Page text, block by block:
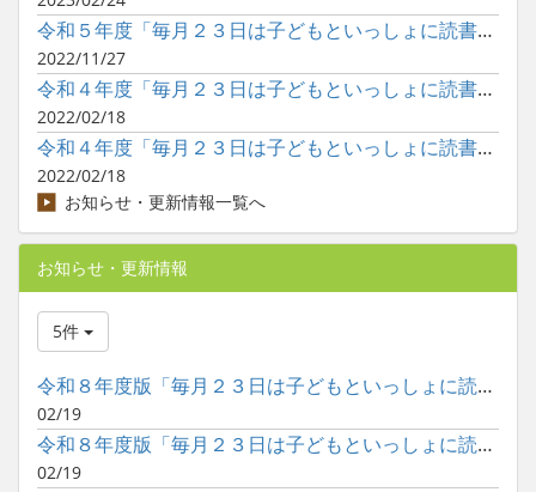
令和５年度「毎月２３日は子どもといっしょに読書の日」のポスタ...
2022/11/27
令和４年度「毎月２３日は子どもといっしょに読書の日」の巡回展...
2022/02/18
令和４年度「毎月２３日は子どもといっしょに読書の日」のポスタ...
2022/02/18
お知らせ・更新情報一覧へ
お知らせ・更新情報
5件
令和８年度版「毎月２３日は子どもといっしょに読書の日」ポスタ...
02/19
令和８年度版「毎月２３日は子どもといっしょに読書の日」ポスタ...
02/19